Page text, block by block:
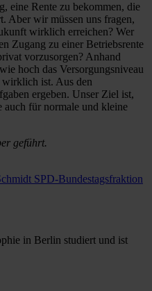
eine Rente zu bekommen, die
Aber wir müssen uns fragen,
wirklich erreichen? Wer
Zugang zu einer Betriebsrente
vorzusorgen? Anhand
hoch das Versorgungsniveau
wirklich ist. Aus den
ergeben. Unser Ziel ist,
auch für normale und kleine
geführt.
SPD-Bundestagsfraktion
in Berlin studiert und ist